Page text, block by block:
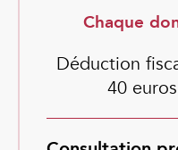
Chaque
Déduction
40